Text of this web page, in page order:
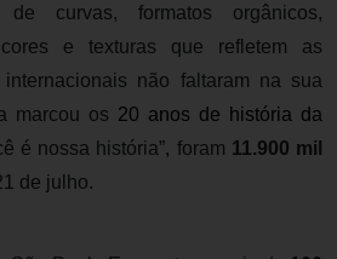
de curvas, formatos orgânicos,
e texturas que refletem as
não faltaram na sua
marcou os 20 anos de história da
é nossa história”, foram 11.900 mil
de julho.